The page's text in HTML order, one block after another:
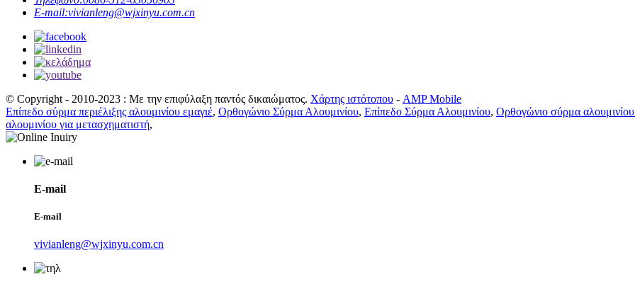
E-mail:vivianleng@wjxinyu.com.cn
© Copyright - 2010-2023 : Με την επιφύλαξη παντός δικαιώματος. Χάρτης ιστότοπου - AMP Mobile
Επίπεδο σύρμα περιέλιξης αλουμινίου εμαγιέ, Ορθογώνιο Σύρμα Αλουμινίου, Επίπεδο Σύρμα Αλουμινίου, Ορθογώνιο σύρμα αλουμινίου
αλουμινίου για μετασχηματιστή,
E-mail
E-mail
vivianleng@wjxinyu.com.cn